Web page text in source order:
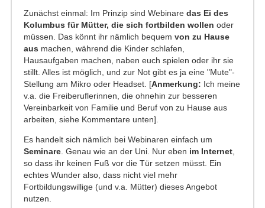
Zunächst einmal: Im Prinzip sind Webinare das Ei des
Kolumbus für Mütter, die sich fortbilden wollen oder
müssen. Das könnt ihr nämlich bequem von zu Hause
aus machen, während die Kinder schlafen,
Hausaufgaben machen, naben euch spielen oder ihr sie
stillt. Alles ist möglich, und zur Not gibt es ja eine "Mute"-
Stellung am Mikro oder Headset. [Anmerkung: Ich meine
v.a. die Freiberuflerinnen, die ohnehin zur besseren
Vereinbarkeit von Familie und Beruf von zu Hause aus
arbeiten, siehe Kommentare unten].
Es handelt sich nämlich bei Webinaren einfach um
Seminare . Genau wie an der Uni. Nur eben im Internet
so dass ihr keinen Fuß vor die Tür setzen müsst. Ein
echtes Wunder also, dass nicht viel mehr
Fortbildungswillige (und v.a. Mütter) dieses Angebot
nutzen.